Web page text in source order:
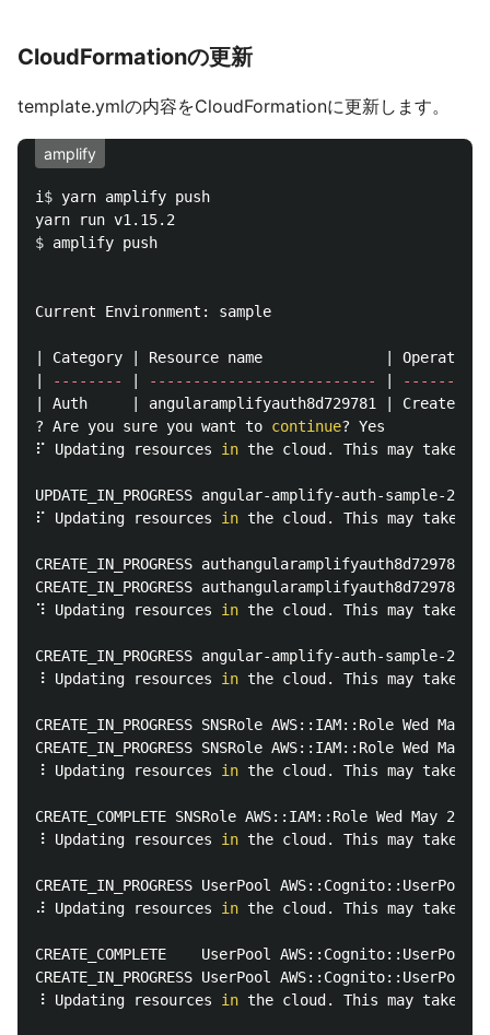
CloudFormationの更新
template.ymlの内容をCloudFormationに更新します。
amplify
i $ yarn amplify push
$ amplify push
Current Environment: sample
| Category | Resource name              |
|
-------- | -------------------------- | ---------
| Auth     | angularamplifyauth8d729781 | Create
? Are you sure you want to continue? Yes
⠏ Updating resources in the cloud. This may take a
UPDATE_IN_PROGRESS angular-amplify-auth-sample-
⠏ Updating resources in the cloud. This may take a
CREATE_IN_PROGRESS
CREATE_IN_PROGRESS
⠹ Updating resources in the cloud. This may take a
CREATE_IN_PROGRESS angular-amplify-auth-sample-
⠸ Updating resources in the cloud. This may take a
CREATE_IN_PROGRESS SNSRole AWS::IAM::Role Wed
CREATE_IN_PROGRESS SNSRole AWS::IAM::Role Wed
⠸ Updating resources in the cloud. This may take a
CREATE_COMPLETE SNSRole AWS::IAM::Role Wed May 29
⠸ Updating resources in the cloud. This may take a
CREATE_IN_PROGRESS UserPool
⠼ Updating resources in the cloud. This may take a
CREATE_COMPLETE    UserPool AWS::Cognito::UserPool
CREATE_IN_PROGRESS UserPool
⠸ Updating resources in the cloud. This may take a